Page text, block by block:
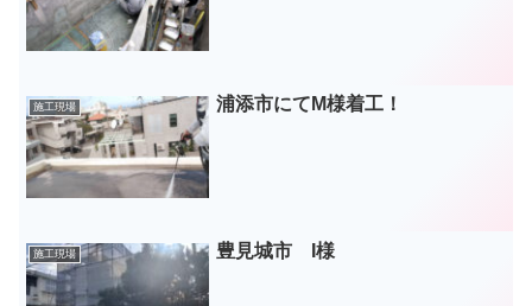
施工現場 浦添市にてM様着工！
施工現場 豊見城市 I様